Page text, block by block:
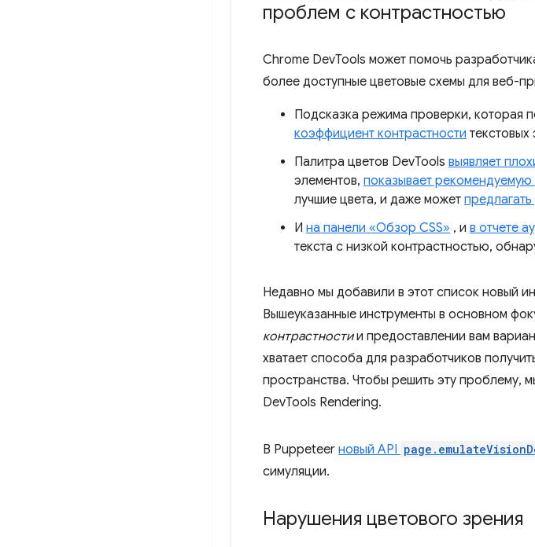
проблем с контрастностью
Chrome DevTools может помочь
более доступные цветовые схемы для веб-
Подсказка режима проверки, которая
коэффициент контрастности текстовых
Палитра цветов DevTools выявляет
элементов, показывает
лучшие цвета, и даже может
И на панели «Обзор CSS» , и в отчете
текста с низкой контрастностью,
Недавно мы добавили в этот список новый
Вышеуказанные инструменты в основном
контрастностии предоставлении вам
хватает способа для разработчиков
пространства. Чтобы решить эту проблему,
DevTools Rendering.
В Puppeteer новый API
симуляции.
Нарушения цветового зрения